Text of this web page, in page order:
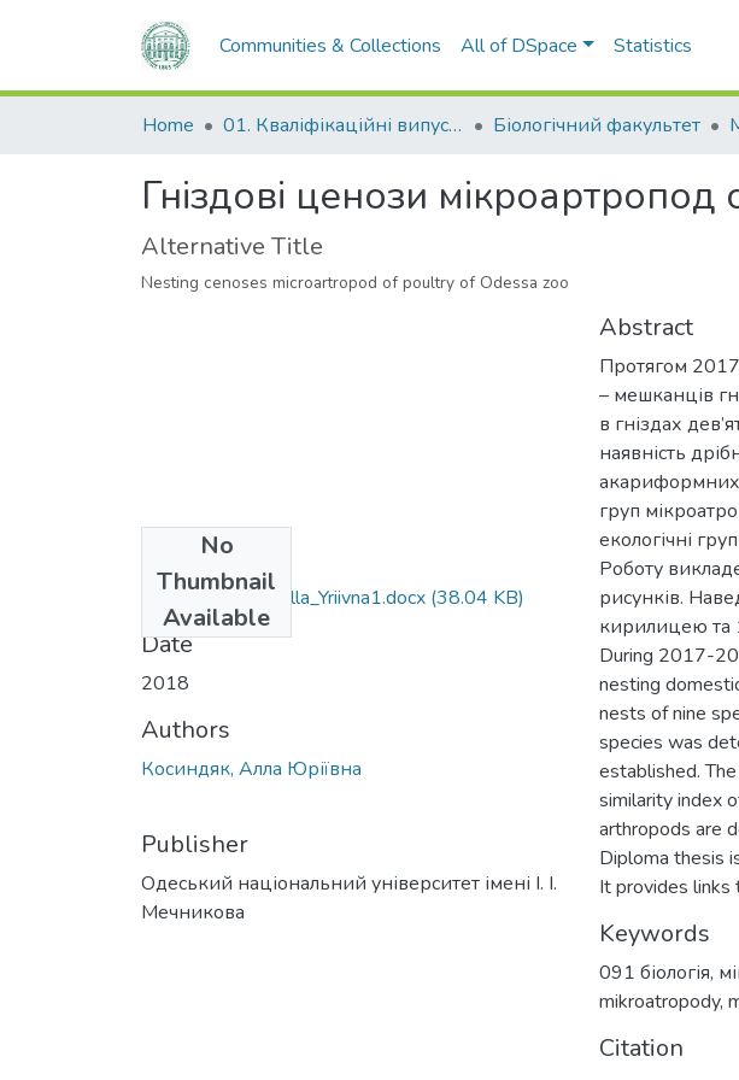
Communities & Collections All of DSpace Statistics
Home 01. Кваліфікаційні випускні роботи здобувачів вищої освіти Біологічний факультет
Гніздові ценози мікроартропод
Alternative Title
Nesting cenoses microartropod of poultry of Odessa zoo
No
Thumbnail
Available
091_Kosindiak_Alla_Yriivna1.docx (38.04 KB)
Date
2018
Authors
Косиндяк, Алла Юріївна
Publisher
Одеський національний університет імені І. І.
Мечникова
Abstract
Протягом
– мешканців
в гніздах
наявність
акариформних
груп
екологічні
Роботу
рисунків.
кирилицею та
During 2017-
nesting
nests of nine
species was
established.
similarity index
arthropods are
Diploma thesis
It provides links
Keywords
091 біологія,
mikroatropody,
Citation